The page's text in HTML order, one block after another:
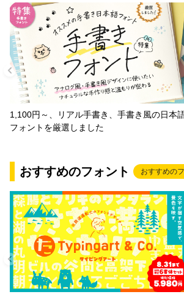
1,100円～、リアル手書き、手書き風の日本
フォントを厳選しました
おすすめのフォント おすすめの